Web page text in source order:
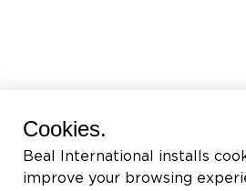
Cookies.
Beal International installs
improve your browsing